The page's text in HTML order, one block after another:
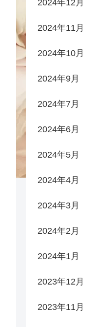
2024年12月
2024年11月
2024年10月
2024年9月
2024年7月
2024年6月
2024年5月
2024年4月
2024年3月
2024年2月
2024年1月
2023年12月
2023年11月